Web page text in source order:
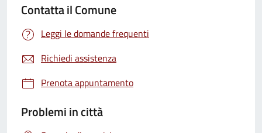
Contatta il Comune
Leggi le domande frequenti
Richiedi assistenza
Prenota appuntamento
Problemi in città